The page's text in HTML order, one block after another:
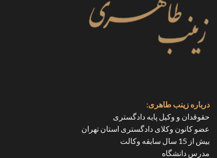
درباره زینب طاهری:
حقوقدان و وکیل پایه دادگستری
عضو کانون وکلای دادگستری استان تهران
بیش از 15 سال سابقه وکالت
مدرس دانشگاه